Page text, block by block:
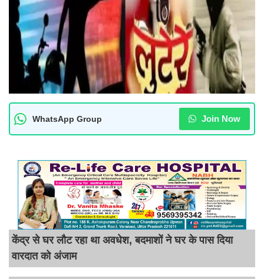
WhatsApp Group Join Now
केंद्र से घर लौट रहा था अवधेश, बदमाशों ने घर के पास दिया
वारदात को अंजाम